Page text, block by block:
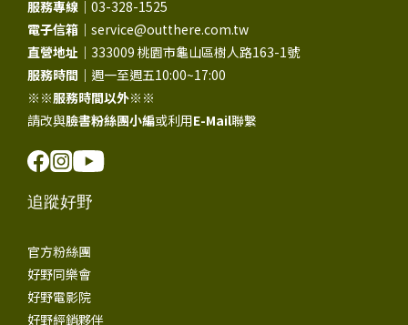
服務專線｜ 03-328-1525
電子信箱｜ service@outthere.com.tw
直營地址｜ 333009 桃園市龜山區樹人路163-1號
服務時間｜ 週一至週五10:00~17:00
※※服務時間以外※※
請改與臉書粉絲團小編或利用E-Mail聯繫
追蹤好野
官方粉絲團
好野同樂會
好野電影院
好野經銷夥伴